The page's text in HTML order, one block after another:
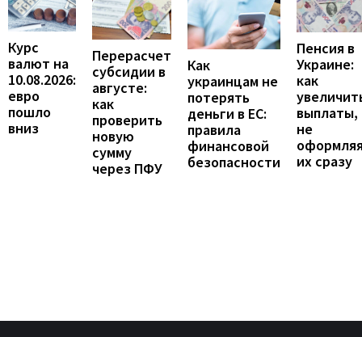
Курс
валют на
10.08.2026:
евро
пошло
вниз
Перерасчет
субсидии в
августе:
как
проверить
новую
сумму
через ПФУ
Как
украинцам не
потерять
деньги в ЕС:
правила
финансовой
безопасности
Пенсия в
Украине:
как
выплаты,
не
их сразу